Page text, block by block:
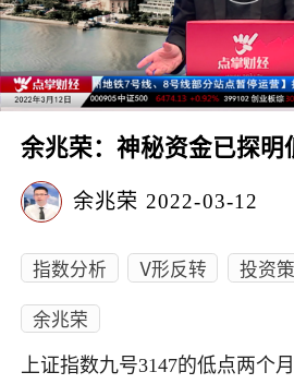
余兆荣：神秘资金已探明
余兆荣 2022-03-12
指数分析 V形反转 投资
余兆荣
上证指数九号3147的低点两个